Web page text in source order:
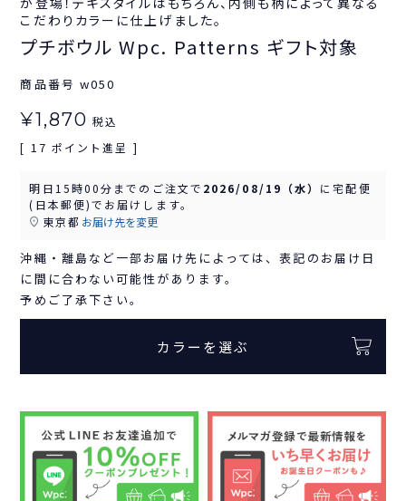
こだわりカラーに仕上げました。
プチボウル Wpc. Patterns ギフト対象
商品番号 w050
¥1,870 税込
[ 17 ポイント進呈 ]
明日 15時00分 までのご注文で 2026/08/19（水） に宅配便
(日本郵便)でお届けします。
東京都 お届け先を変更
沖縄・離島など一部お届け先によっては、表記のお届け日
に間に合わない可能性があります。
予めご了承下さい。
カラーを選ぶ